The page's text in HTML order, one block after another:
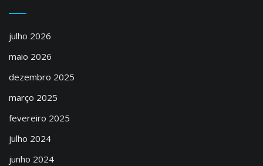
julho 2026
maio 2026
dezembro 2025
março 2025
fevereiro 2025
julho 2024
junho 2024